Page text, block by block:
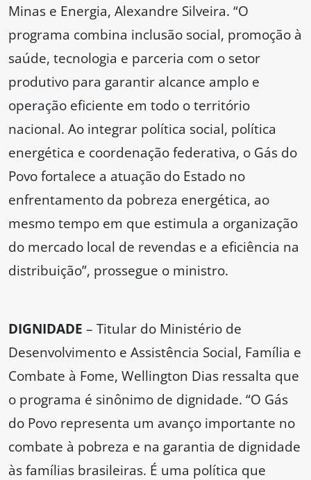
Minas e Energia, Alexandre Silveira. “O
programa combina inclusão social, promoção à
saúde, tecnologia e parceria com o setor
produtivo para garantir alcance amplo e
operação eficiente em todo o território
nacional. Ao integrar política social, política
energética e coordenação federativa, o Gás do
Povo fortalece a atuação do Estado no
enfrentamento da pobreza energética, ao
mesmo tempo em que estimula a organização
do mercado local de revendas e a eficiência na
distribuição”, prossegue o ministro.
DIGNIDADE – Titular do Ministério de
Desenvolvimento e Assistência Social, Família e
Combate à Fome, Wellington Dias ressalta que
o programa é sinônimo de dignidade. “O Gás
do Povo representa um avanço importante no
combate à pobreza e na garantia de dignidade
às famílias brasileiras. É uma política que